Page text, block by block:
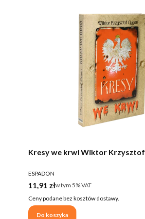
Kresy we krwi Wiktor Krzysztof
PRODUCENT
ESPADON
Cena brutto
11,91 złw tym %s VAT
w tym 5%VAT
Ceny podane bez kosztów dostawy.
Do koszyka